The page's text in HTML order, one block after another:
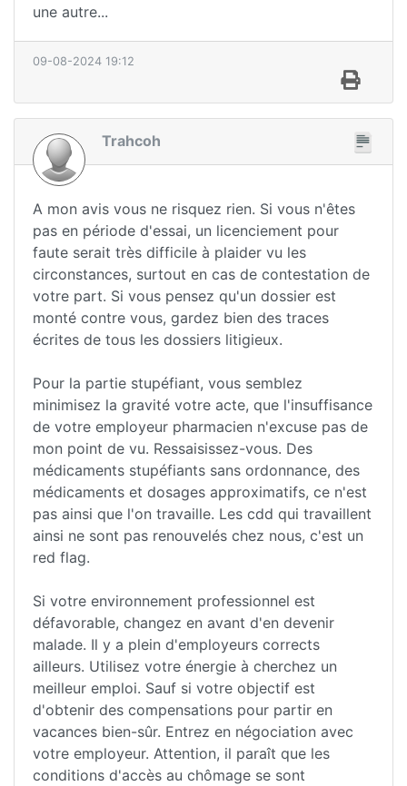
une autre...
09-08-2024 19:12
Trahcoh
A mon avis vous ne risquez rien. Si vous n'êtes
pas en période d'essai, un licenciement pour
faute serait très difficile à plaider vu les
circonstances, surtout en cas de contestation de
votre part. Si vous pensez qu'un dossier est
monté contre vous, gardez bien des traces
écrites de tous les dossiers litigieux.
Pour la partie stupéfiant, vous semblez
minimisez la gravité votre acte, que l'insuffisance
de votre employeur pharmacien n'excuse pas de
mon point de vu. Ressaisissez-vous. Des
médicaments stupéfiants sans ordonnance, des
médicaments et dosages approximatifs, ce n'est
pas ainsi que l'on travaille. Les cdd qui travaillent
ainsi ne sont pas renouvelés chez nous, c'est un
red flag.
Si votre environnement professionnel est
défavorable, changez en avant d'en devenir
malade. Il y a plein d'employeurs corrects
ailleurs. Utilisez votre énergie à cherchez un
meilleur emploi. Sauf si votre objectif est
d'obtenir des compensations pour partir en
vacances bien-sûr. Entrez en négociation avec
votre employeur. Attention, il paraît que les
conditions d'accès au chômage se sont